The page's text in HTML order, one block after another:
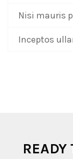
Nisi mauris
Inceptos